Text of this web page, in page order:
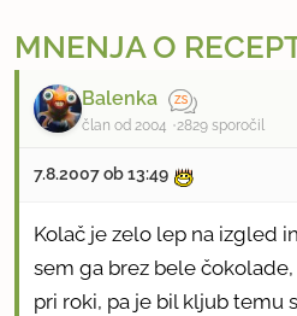
MNENJA O
Balenka
član od 2004 2829 sporočil
7.8.2007 ob 13:49
Kolač je zelo lep na izgled
sem ga brez bele
pri roki, pa je bil kljub temu